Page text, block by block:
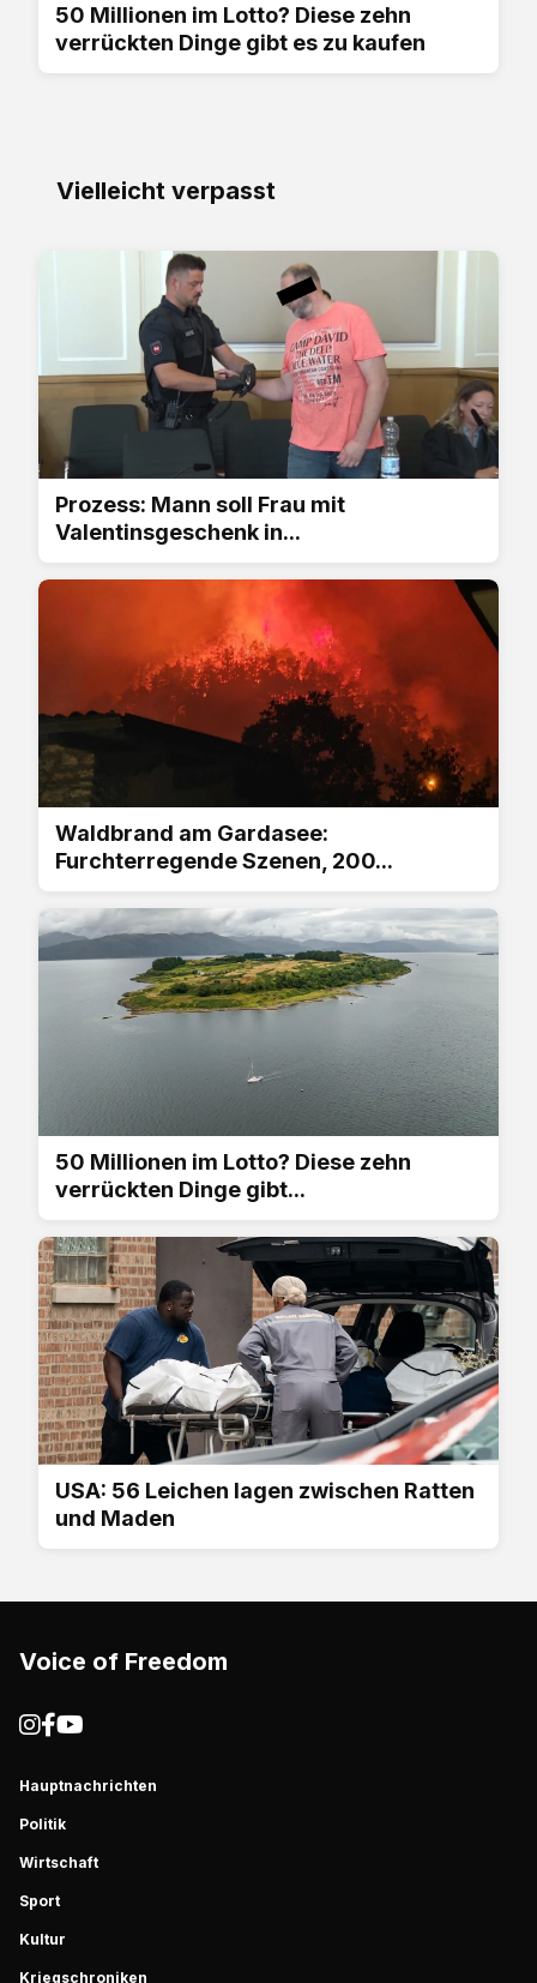
50 Millionen im Lotto? Diese zehn
verrückten Dinge gibt es zu kaufen
Vielleicht verpasst
Prozess: Mann soll Frau mit
Valentinsgeschenk in...
Waldbrand am Gardasee:
Furchterregende Szenen, 200...
50 Millionen im Lotto? Diese zehn
verrückten Dinge gibt...
USA: 56 Leichen lagen zwischen Ratten
und Maden
Voice of Freedom
Hauptnachrichten
Politik
Wirtschaft
Sport
Kultur
Kriegschroniken